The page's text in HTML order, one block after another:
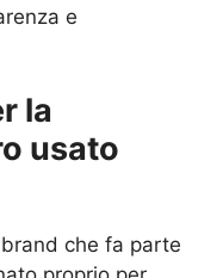
e
la
usato
che fa parte